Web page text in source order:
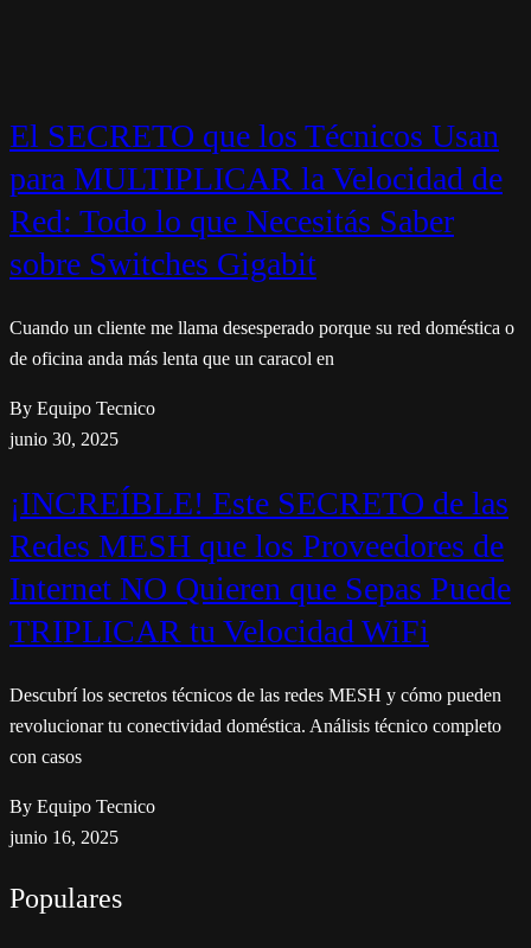
El SECRETO que los Técnicos Usan
para MULTIPLICAR la Velocidad de
Red: Todo lo que Necesitás Saber
sobre Switches Gigabit
Cuando un cliente me llama desesperado porque su red doméstica o
de oficina anda más lenta que un caracol en
By Equipo Tecnico
junio 30, 2025
¡INCREÍBLE! Este SECRETO de las
Redes MESH que los Proveedores de
Internet NO Quieren que Sepas Puede
TRIPLICAR tu Velocidad WiFi
Descubrí los secretos técnicos de las redes MESH y cómo pueden
revolucionar tu conectividad doméstica. Análisis técnico completo
con casos
By Equipo Tecnico
junio 16, 2025
Populares